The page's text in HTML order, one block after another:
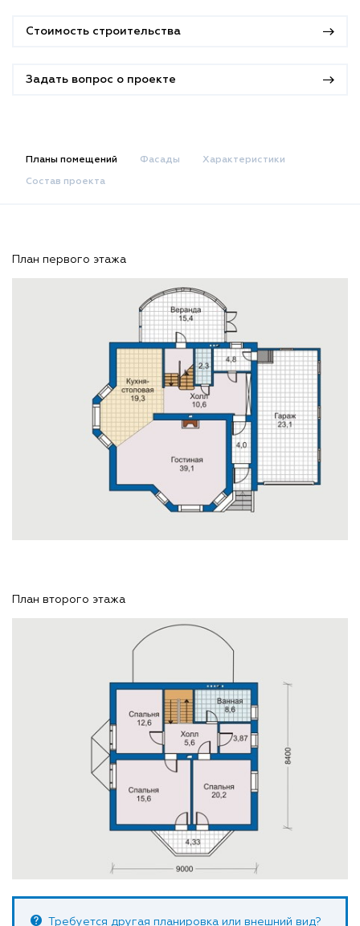
Стоимость строительства
Задать вопрос о проекте
Планы помещений Фасады Характеристики
Состав проекта
План первого этажа
План второго этажа
Требуется другая планировка или внешний вид?